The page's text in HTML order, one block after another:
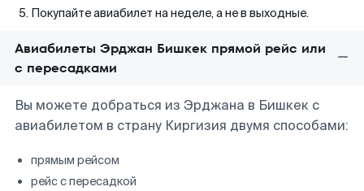
Покупайте авиабилет на неделе, а не в выходные.
Авиабилеты Эрджан Бишкек прямой рейс или
с пересадками
Вы можете добраться из Эрджана в Бишкек с
авиабилетом в страну Киргизия двумя способами:
прямым рейсом
рейс с пересадкой